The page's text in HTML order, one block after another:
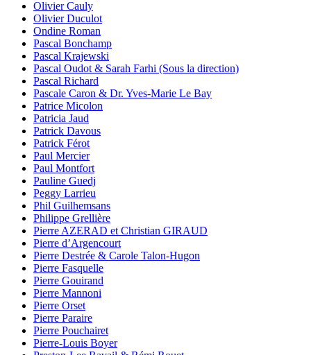
Olivier Cauly
Olivier Duculot
Ondine Roman
Pascal Bonchamp
Pascal Krajewski
Pascal Oudot & Sarah Farhi (Sous la direction)
Pascal Richard
Pascale Caron & Dr. Yves-Marie Le Bay
Patrice Micolon
Patricia Jaud
Patrick Davous
Patrick Férot
Paul Mercier
Paul Montfort
Pauline Guedj
Peggy Larrieu
Phil Guilhemsans
Philippe Grellière
Pierre AZERAD et Christian GIRAUD
Pierre d’Argencourt
Pierre Destrée & Carole Talon-Hugon
Pierre Fasquelle
Pierre Gouirand
Pierre Mannoni
Pierre Orset
Pierre Paraire
Pierre Pouchairet
Pierre-Louis Boyer